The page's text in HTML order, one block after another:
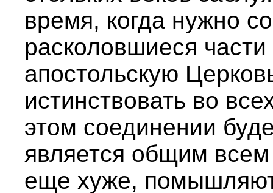
время, когда нужно
расколовшиеся
апостольскую
истинствовать во
этом соединении
является общим
еще хуже,